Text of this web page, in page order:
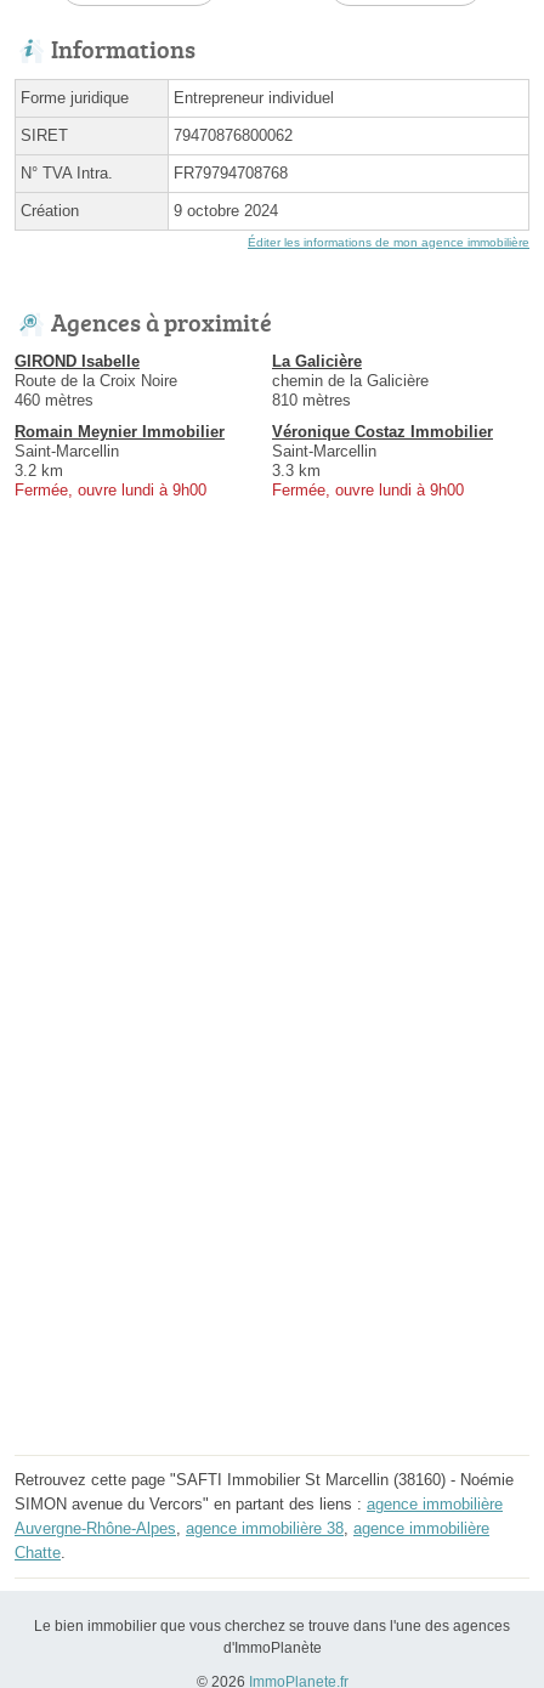
Informations
Forme juridique Entrepreneur individuel
SIRET 79470876800062
N° TVA Intra. FR79794708768
Création 9 octobre 2024
Éditer les informations de mon agence immobilière
Agences à proximité
GIROND Isabelle
Route de la Croix Noire
460 mètres
La Galicière
chemin de la Galicière
810 mètres
Romain Meynier Immobilier
Saint-Marcellin
3.2 km
Fermée, ouvre lundi à 9h00
Véronique Costaz Immobilier
Saint-Marcellin
3.3 km
Fermée, ouvre lundi à 9h00
Retrouvez cette page "SAFTI Immobilier St Marcellin (38160) - Noémie
SIMON avenue du Vercors" en partant des liens : agence immobilière
Auvergne-Rhône-Alpes, agence immobilière 38, agence immobilière
Chatte.
Le bien immobilier que vous cherchez se trouve dans l'une des agences
d'ImmoPlanète
© 2026 ImmoPlanete.fr